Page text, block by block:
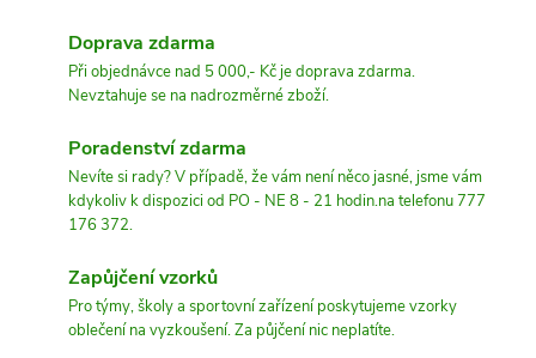
Doprava zdarma
Při objednávce nad 5 000,- Kč je doprava zdarma.
Nevztahuje se na nadrozměrné zboží.
Poradenství zdarma
Nevíte si rady? V případě, že vám není něco jasné, jsme vám
kdykoliv k dispozici od PO - NE 8 - 21 hodin.na telefonu 777
176 372.
Zapůjčení vzorků
Pro týmy, školy a sportovní zařízení poskytujeme vzorky
oblečení na vyzkoušení. Za půjčení nic neplatíte.